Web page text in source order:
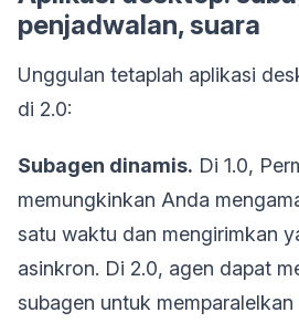
penjadwalan, suara
Unggulan tetaplah aplikasi
di 2.0:
Subagen dinamis. Di 1.0,
memungkinkan Anda
satu waktu dan mengirimkan
asinkron. Di 2.0, agen dapat
subagen untuk